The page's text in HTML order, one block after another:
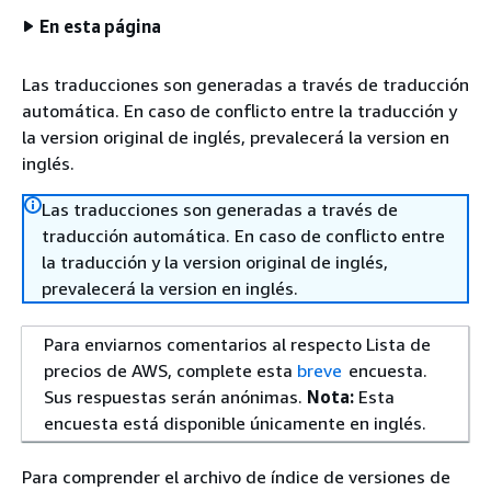
En esta página
Las traducciones son generadas a través de traducción
automática. En caso de conflicto entre la traducción y
la version original de inglés, prevalecerá la version en
inglés.
Las traducciones son generadas a través de
traducción automática. En caso de conflicto entre
la traducción y la version original de inglés,
prevalecerá la version en inglés.
Para enviarnos comentarios al respecto Lista de
precios de AWS, complete esta breve encuesta.
Sus respuestas serán anónimas. Nota: Esta
encuesta está disponible únicamente en inglés.
Para comprender el archivo de índice de versiones de